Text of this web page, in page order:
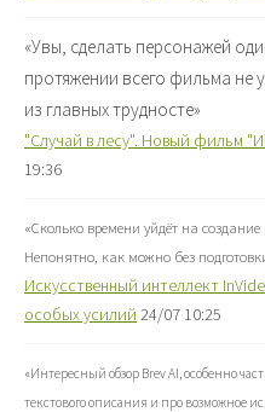
«Увы, сделать персонажей
протяжении всего фильма не
из главных трудносте»
"Случай в лесу". Новый фильм
19:36
«Сколько времени уйдёт на
Непонятно, как можно без
Искусственный интеллект
особых усилий 24/07 10:25
«Интересный обзор Brev AI, особенно
текстового описания и про возможное